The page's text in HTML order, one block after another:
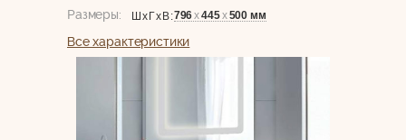
Размеры: ШхГхВ:796х445х500 мм
Все характеристики